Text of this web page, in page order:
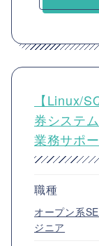
【Linux/
券システ
業務サポ
職種
オープン系
ジニア